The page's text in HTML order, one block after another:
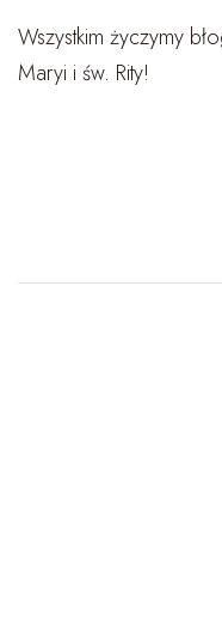
Wszystkim życzymy
Maryi i św. Rity!